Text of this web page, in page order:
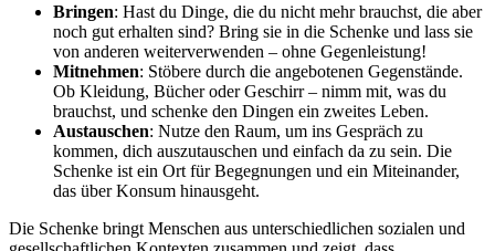
Bringen: Hast du Dinge, die du nicht mehr brauchst, die aber
noch gut erhalten sind? Bring sie in die Schenke und lass sie
von anderen weiterverwenden – ohne Gegenleistung!
Mitnehmen: Stöbere durch die angebotenen Gegenstände.
Ob Kleidung, Bücher oder Geschirr – nimm mit, was du
brauchst, und schenke den Dingen ein zweites Leben.
Austauschen: Nutze den Raum, um ins Gespräch zu
kommen, dich auszutauschen und einfach da zu sein. Die
Schenke ist ein Ort für Begegnungen und ein Miteinander,
das über Konsum hinausgeht.
Die Schenke bringt Menschen aus unterschiedlichen sozialen und